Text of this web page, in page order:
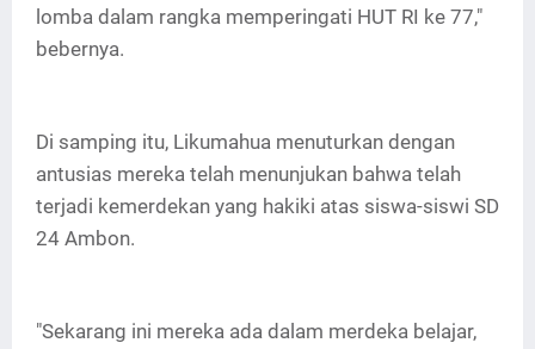
lomba dalam rangka memperingati HUT RI ke 77,"
bebernya.
Di samping itu, Likumahua menuturkan dengan
antusias mereka telah menunjukan bahwa telah
terjadi kemerdekan yang hakiki atas siswa-siswi SD
24 Ambon.
"Sekarang ini mereka ada dalam merdeka belajar,